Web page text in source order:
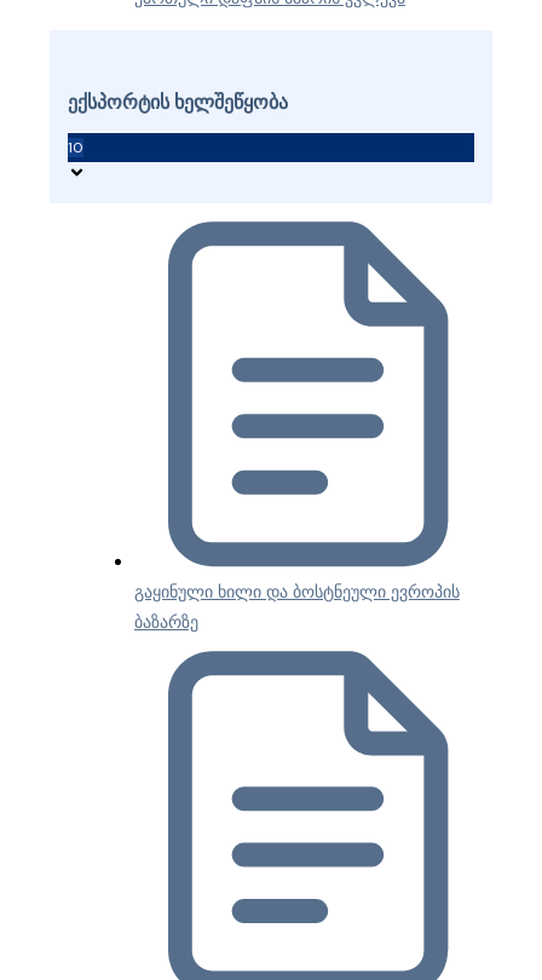
ექსპორტის ხელშეწყობა
10
გაყინული ხილი და ბოსტნეული ევროპის
ბაზარზე